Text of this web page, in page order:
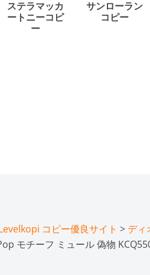
ステラマッカ
ートニーコピ
ー
サンローラン
コピー
コピー優良サイト > ディ
モチーフ ミュール 偽物